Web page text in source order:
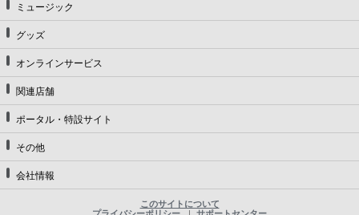
ミュージック
グッズ
オンラインサービス
関連店舗
ポータル・特設サイト
その他
会社情報
このサイトについて
プライバシーポリシー
サポートセンター